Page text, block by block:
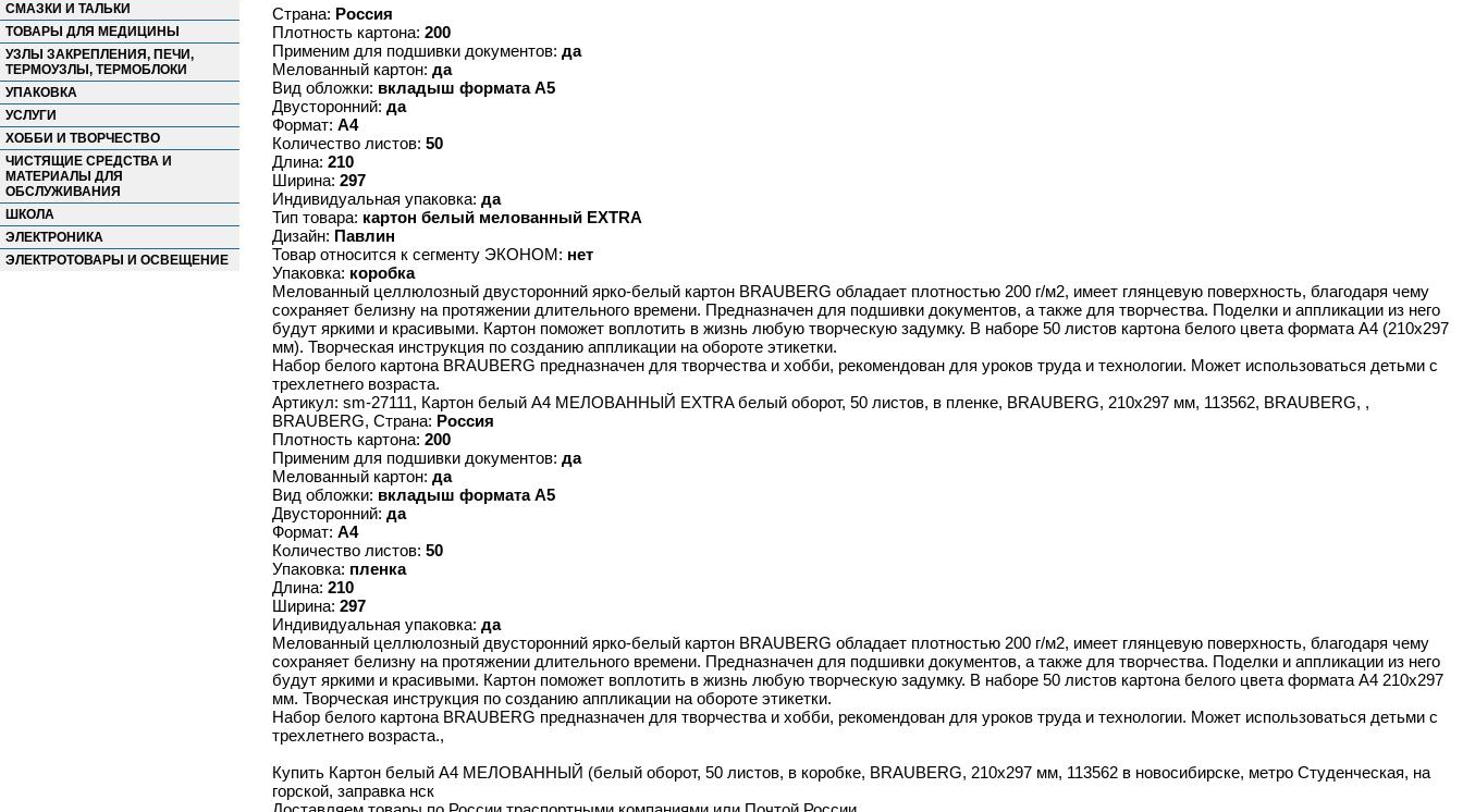
СМАЗКИ И ТАЛЬКИ
ТОВАРЫ ДЛЯ МЕДИЦИНЫ
УЗЛЫ ЗАКРЕПЛЕНИЯ, ПЕЧИ,
ТЕРМОУЗЛЫ, ТЕРМОБЛОКИ
УПАКОВКА
УСЛУГИ
ХОББИ И ТВОРЧЕСТВО
ЧИСТЯЩИЕ СРЕДСТВА И
МАТЕРИАЛЫ ДЛЯ
ОБСЛУЖИВАНИЯ
ШКОЛА
ЭЛЕКТРОНИКА
ЭЛЕКТРОТОВАРЫ И ОСВЕЩЕНИЕ
Страна: Россия
Плотность картона: 200
Применим для подшивки документов: да
Мелованный картон: да
Вид обложки: вкладыш формата А5
Двусторонний: да
Формат: А4
Количество листов: 50
Длина: 210
Ширина: 297
Индивидуальная упаковка: да
Тип товара: картон белый мелованный EXTRA
Дизайн: Павлин
Товар относится к сегменту ЭКОНОМ: нет
Упаковка: коробка
Мелованный целлюлозный двусторонний ярко-белый картон BRAUBERG обладает плотностью 200 г/м2, имеет глянцевую поверхность, благодаря чему
сохраняет белизну на протяжении длительного времени. Предназначен для подшивки документов, а также для творчества. Поделки и аппликации из него
будут яркими и красивыми. Картон поможет воплотить в жизнь любую творческую задумку. В наборе 50 листов картона белого цвета формата А4 (210х297
мм). Творческая инструкция по созданию аппликации на обороте этикетки.
Набор белого картона BRAUBERG предназначен для творчества и хобби, рекомендован для уроков труда и технологии. Может использоваться детьми с
трехлетнего возраста.
Артикул: sm-27111, Картон белый А4 МЕЛОВАННЫЙ EXTRA белый оборот, 50 листов, в пленке, BRAUBERG, 210х297 мм, 113562, BRAUBERG, ,
BRAUBERG, Страна: Россия
Плотность картона: 200
Применим для подшивки документов: да
Мелованный картон: да
Вид обложки: вкладыш формата А5
Двусторонний: да
Формат: А4
Количество листов: 50
Упаковка: пленка
Длина: 210
Ширина: 297
Индивидуальная упаковка: да
Мелованный целлюлозный двусторонний ярко-белый картон BRAUBERG обладает плотностью 200 г/м2, имеет глянцевую поверхность, благодаря чему
сохраняет белизну на протяжении длительного времени. Предназначен для подшивки документов, а также для творчества. Поделки и аппликации из него
будут яркими и красивыми. Картон поможет воплотить в жизнь любую творческую задумку. В наборе 50 листов картона белого цвета формата А4 210х297
мм. Творческая инструкция по созданию аппликации на обороте этикетки.
Набор белого картона BRAUBERG предназначен для творчества и хобби, рекомендован для уроков труда и технологии. Может использоваться детьми с
трехлетнего возраста.,
Купить Картон белый А4 МЕЛОВАННЫЙ (белый оборот, 50 листов, в коробке, BRAUBERG, 210х297 мм, 113562 в новосибирске, метро Студенческая, на
горской, заправка нск